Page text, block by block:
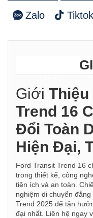
Zalo Tiktok
Giới Thiệu
Trend 16
Đổi Toàn
Hiện Đại,
Ford Transit Trend 16
trong thiết kế, công
tiện ích và an toàn.
nghiệm di chuyển
Trend 2025 để tận
đại nhất. Liên hệ ngay